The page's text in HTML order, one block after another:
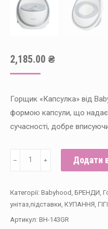
2,185.00 ₴
Горщик «Капсулка» від
формою капсули, що надає
сучасності, добре
Дитячий
-
Babyhood
кількість
﹣ ﹢ Додати
Категорії: Babyhood БРЕНДИ
унітаз,підставки КУПАННЯ,
Артикул: BH-143GR